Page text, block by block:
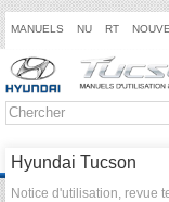
MANUELS NU RT
Hyundai Tucson
Notice d'utilisation, revue